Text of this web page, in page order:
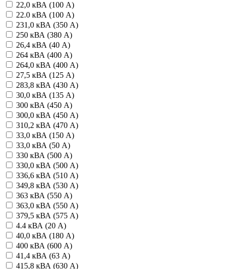
22,0 кВА (100 А)
22.0 кВА (100 А)
231,0 кВА (350 А)
250 кВА (380 А)
26,4 кВА (40 А)
264 кВА (400 А)
264,0 кВА (400 А)
27,5 кВА (125 А)
283,8 кВА (430 А)
30,0 кВА (135 А)
300 кВА (450 А)
300,0 кВА (450 А)
310,2 кВА (470 А)
33,0 кВА (150 А)
33,0 кВА (50 А)
330 кВА (500 А)
330,0 кВА (500 А)
336,6 кВА (510 А)
349,8 кВА (530 А)
363 кВА (550 А)
363,0 кВА (550 А)
379,5 кВА (575 А)
4.4 кВА (20 А)
40,0 кВА (180 А)
400 кВА (600 А)
41,4 кВА (63 А)
415,8 кВА (630 А)